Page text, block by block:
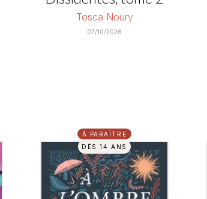
Tosca Noury
07/10/2026
À PARAÎTRE
DÈS 14 ANS